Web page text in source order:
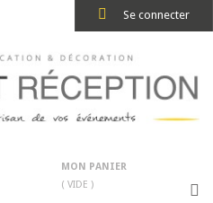
Se connecter
MON PANIER
( VIDE )